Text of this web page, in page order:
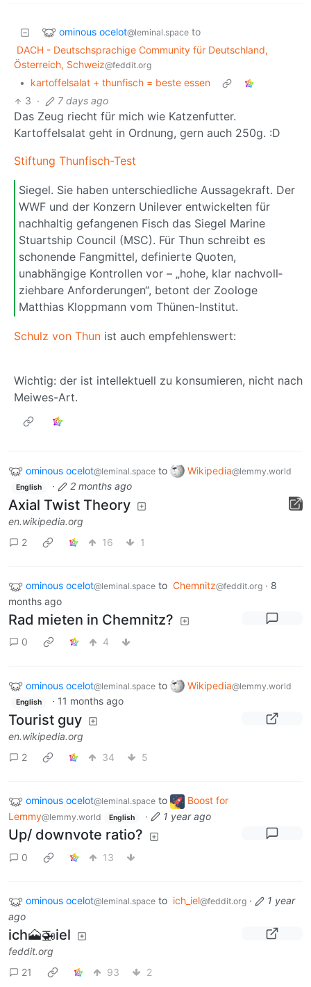
ominous ocelot@leminal.space to
DACH - Deutschsprachige Community für Deutschland,
Österreich, Schweiz@feddit.org
•
kartoffelsalat + thunfisch = beste essen
3 · 7 days ago
Das Zeug riecht für mich wie Katzenfutter.
Kartoffelsalat geht in Ordnung, gern auch 250g. :D
Stiftung Thunfisch-Test
Siegel. Sie haben unterschiedliche Aussagekraft. Der
WWF und der Konzern Unilever entwickelten für
nach­haltig gefangenen Fisch das Siegel Marine
Stuart­ship Council (MSC). Für Thun schreibt es
schonende Fang­mittel, definierte Quoten,
unabhängige Kontrollen vor – „hohe, klar nach­voll­
zieh­bare Anforderungen“, betont der Zoologe
Matthias Klopp­mann vom Thünen-Institut.
Schulz von Thun ist auch empfehlenswert:
Wichtig: der ist intellektuell zu konsumieren, nicht nach
Meiwes-Art.
ominous ocelot@leminal.space to Wikipedia@lemmy.world
English · 2 months ago
Axial Twist Theory
en.wikipedia.org
2
16 1
ominous ocelot@leminal.space to Chemnitz@feddit.org · 8
months ago
Rad mieten in Chemnitz?
0 4
ominous ocelot@leminal.space to Wikipedia@lemmy.world
English · 11 months ago
Tourist guy
en.wikipedia.org
2
34 5
ominous ocelot@leminal.space to
Boost for
Lemmy@lemmy.world English · 1 year ago
Up/ downvote ratio?
0 13
ominous ocelot@leminal.space to ich_iel@feddit.org ·
1 year
ago
ich🗻🚁iel
feddit.org
21
93 2